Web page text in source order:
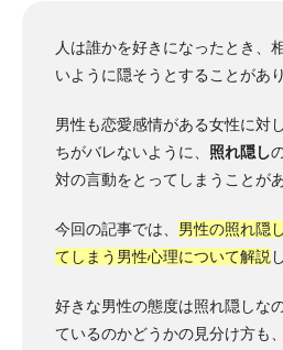
人は誰かを好きになったとき、
いように隠そうとすることがあ
男性も恋愛感情がある女性に対
ちがバレないように、 照れ隠し
対の言動をとってしまうことが
今回の記事では、 男性の照れ隠
てしまう男性心理について解説
好きな男性の態度は照れ隠しな
ているのかどうかの見分け方も